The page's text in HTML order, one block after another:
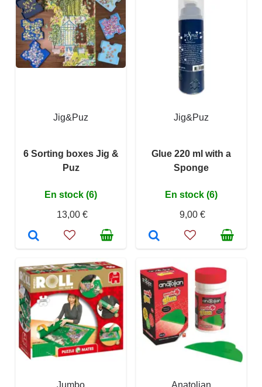
Jig&Puz
6 Sorting boxes Jig &
Puz
En stock (6)
13,00 €
Jig&Puz
Glue 220 ml with a
Sponge
En stock (6)
9,00 €
Jumbo Anatolian